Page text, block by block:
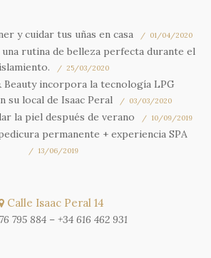
y cuidar tus uñas en casa 01/04/2020
rutina de belleza perfecta durante el
25/03/2020
Beauty incorpora la tecnología LPG
su local de Isaac Peral
03/03/2020
la piel después de verano 10/09/2019
permanente + experiencia SPA
13/06/2019
Calle Isaac Peral 14
795 884 – +34 616 462 931